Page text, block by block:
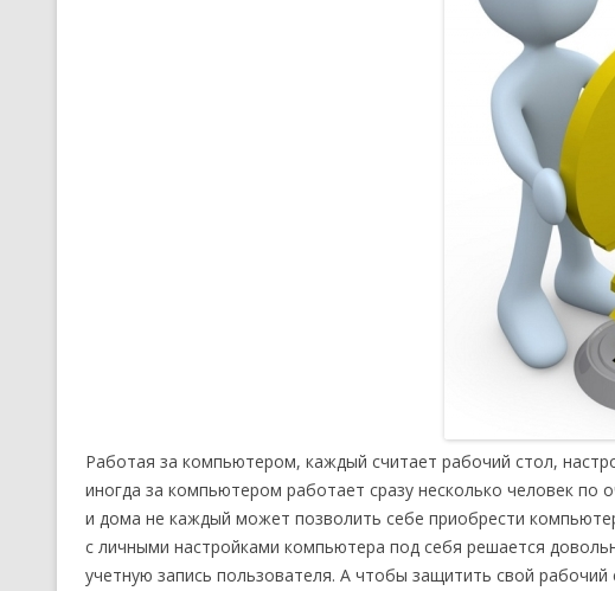
Работая за компьютером, каждый считает рабочий стол,
иногда за компьютером работает сразу несколько человек по
и дома не каждый может позволить себе приобрести
с личными настройками компьютера под себя решается
учетную запись пользователя. А чтобы защитить свой